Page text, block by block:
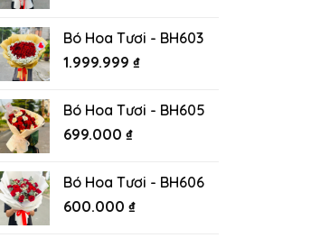
Bó Hoa Tươi - BH603
1.999.999 ₫
Bó Hoa Tươi - BH605
699.000 ₫
Bó Hoa Tươi - BH606
600.000 ₫